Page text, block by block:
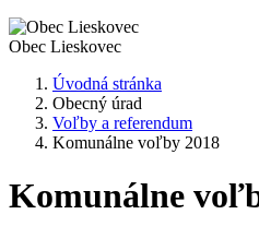
Obec Lieskovec
Úvodná stránka
Obecný úrad
Voľby a referendum
Komunálne voľby 2018
Komunálne